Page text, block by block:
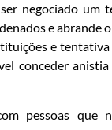
negociado um
e abrande
e tentativa
conceder
pessoas que